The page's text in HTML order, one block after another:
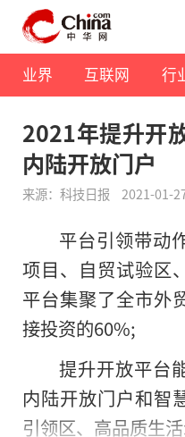
业界 互联网 行
2021年提升开
内陆开放门户
来源：科技日报 2021-01-
平台引领带动
项目、自贸试验区
平台集聚了全市外
接投资的60%;
提升开放平台
内陆开放门户和智
引领区、高品质生